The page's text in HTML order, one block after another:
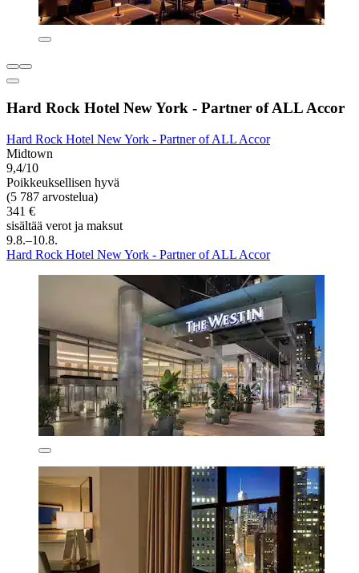
Hard Rock Hotel New York - Partner of ALL Accor
Hard Rock Hotel New York - Partner of ALL Accor
Midtown
9,4/10
Poikkeuksellisen hyvä
(5 787 arvostelua)
341 €
sisältää verot ja maksut
9.8.–10.8.
Hard Rock Hotel New York - Partner of ALL Accor